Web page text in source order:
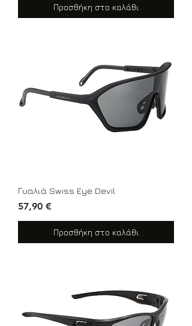
Προσθήκη στο καλάθι
Γυαλιά Swiss Eye Devil
Τιμή
57,90 €
Προσθήκη στο καλάθι